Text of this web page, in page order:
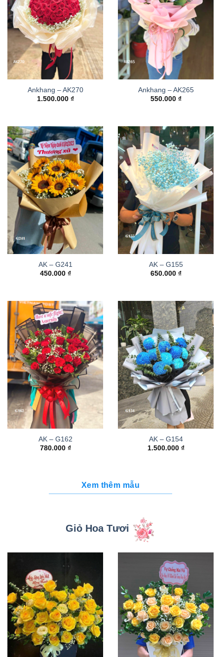
Ankhang – AK270
1.500.000 ₫
Ankhang – AK265
550.000 ₫
AK – G241
450.000 ₫
AK – G155
650.000 ₫
AK – G162
780.000 ₫
AK – G154
1.500.000 ₫
Xem thêm mẫu
Giỏ Hoa Tươi